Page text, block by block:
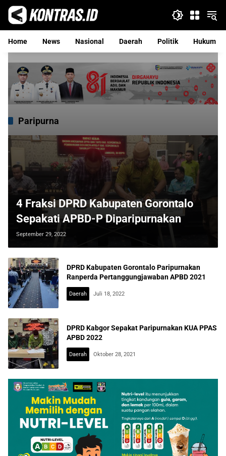
Langsung
konten
Home
News Nasional Daerah Politik Hukum
Paripurna
4 Fraksi DPRD Kabupaten Gorontalo
Sepakati APBD-P Diparipurnakan
September 29, 2022
DPRD Kabupaten Gorontalo Paripurnakan
Ranperda Pertanggungjawaban APBD 2021
Daerah Juli 18, 2022
DPRD Kabgor Sepakat Paripurnakan KUA PPAS
APBD 2022
Daerah Oktober 28, 2021